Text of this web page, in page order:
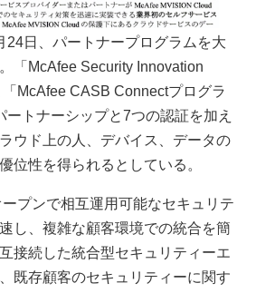
日、パートナープログラムを大
「McAfee Security Innovation
McAfee CASB Connectプログラ
ートナーシップと7つの認証を加え
ウド上の人、デバイス、データの
位性を得られるとしている。
プンで相互運用可能なセキュリテ
し、複雑な顧客環境での統合を簡
接続した統合型セキュリティーエ
既存顧客のセキュリティーに関す